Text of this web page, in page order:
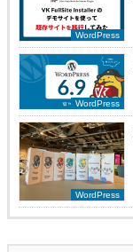
WordPress
WordPress
WordPress